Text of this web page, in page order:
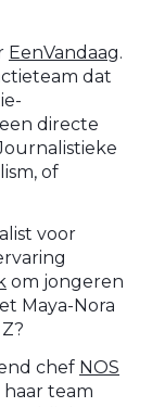
EenVandaag.
dat
directe
of
voor
om jongeren
Maya-Nora
chef NOS
team